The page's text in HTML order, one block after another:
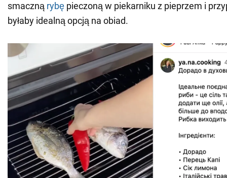
smaczną rybę pieczoną w piekarniku z pieprzem i
byłaby idealną opcją na obiad.